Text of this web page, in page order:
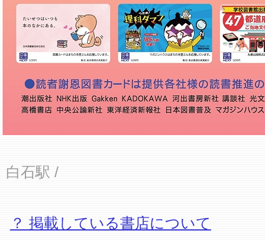
白石駅 /
？ 掲載している書店について